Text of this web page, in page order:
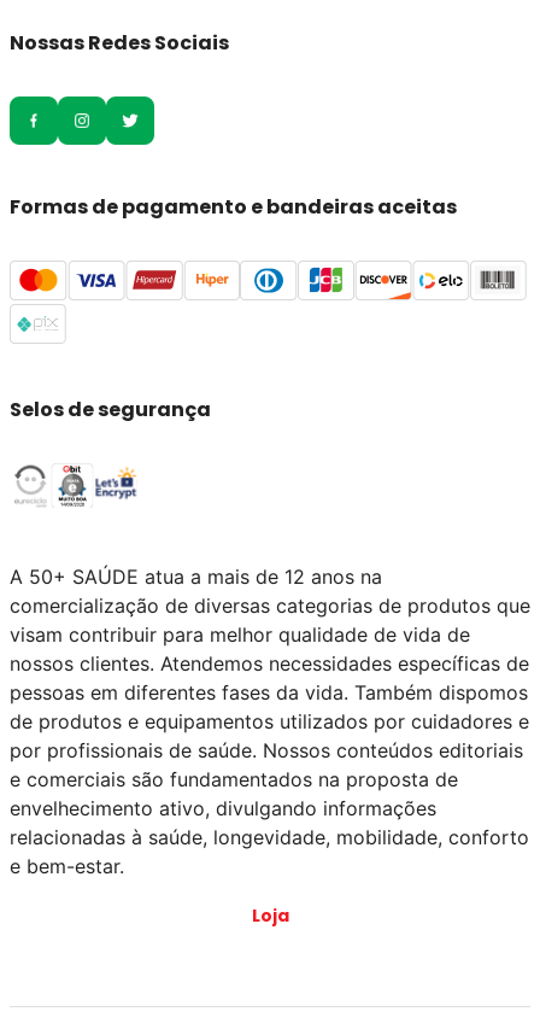
Nossas Redes Sociais
Formas de pagamento e bandeiras aceitas
Selos de segurança
A 50+ SAÚDE atua a mais de 12 anos na
comercialização de diversas categorias de produtos que
visam contribuir para melhor qualidade de vida de
nossos clientes. Atendemos necessidades específicas de
pessoas em diferentes fases da vida. Também dispomos
de produtos e equipamentos utilizados por cuidadores e
por profissionais de saúde. Nossos conteúdos editoriais
e comerciais são fundamentados na proposta de
envelhecimento ativo, divulgando informações
relacionadas à saúde, longevidade, mobilidade, conforto
e bem-estar.
Loja